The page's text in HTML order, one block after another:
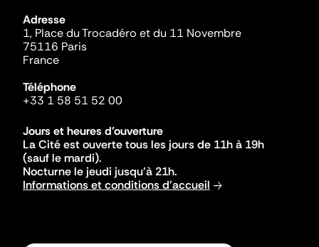
Adresse
1, Place du Trocadéro et du 11 Novembre
75116 Paris
France
Téléphone
+33 1 58 51 52 00
Jours et heures d'ouverture
La Cité est ouverte tous les jours de 11h à 19h
(sauf le mardi).
Nocturne le jeudi jusqu'à 21h.
Informations et conditions d'accueil